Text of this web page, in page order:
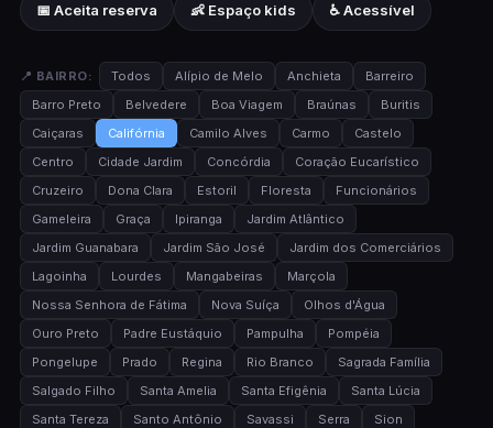
📅 Aceita reserva 👶 Espaço kids ♿ Acessível
📍 BAIRRO: Todos Alípio de Melo Anchieta
Barreiro
Barro Preto
Belvedere Boa Viagem Braúnas
Buritis
Caiçaras
Califórnia Camilo Alves Carmo
Castelo
Centro
Cidade Jardim Concórdia
Coração Eucarístico
Cruzeiro
Dona Clara Estoril Floresta
Funcionários
Gameleira
Graça Ipiranga
Jardim Atlântico
Jardim Guanabara
Jardim São José
Jardim dos Comerciários
Lagoinha
Lourdes Mangabeiras
Marçola
Nossa Senhora de Fátima
Nova Suíça
Olhos d'Água
Ouro Preto
Padre Eustáquio Pampulha
Pompéia
Pongelupe
Prado Regina Rio Branco
Sagrada Família
Salgado Filho
Santa Amelia Santa Efigênia
Santa Lúcia
Santa Tereza
Santo Antônio Savassi Serra
Sion